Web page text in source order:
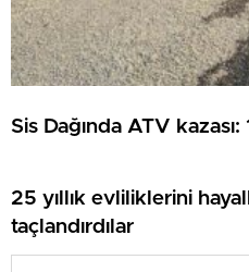
Sis Dağında ATV kazası:
25 yıllık evliliklerini
taçlandırdılar